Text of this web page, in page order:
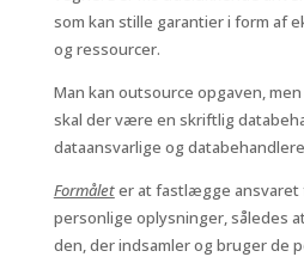
som kan stille garantier i form af
og ressourcer.
Man kan outsource opgaven,
skal der være en skriftlig
dataansvarlige og
Formåleter at fastlægge ansvaret
personlige oplysninger, således
den, der indsamler og bruger de